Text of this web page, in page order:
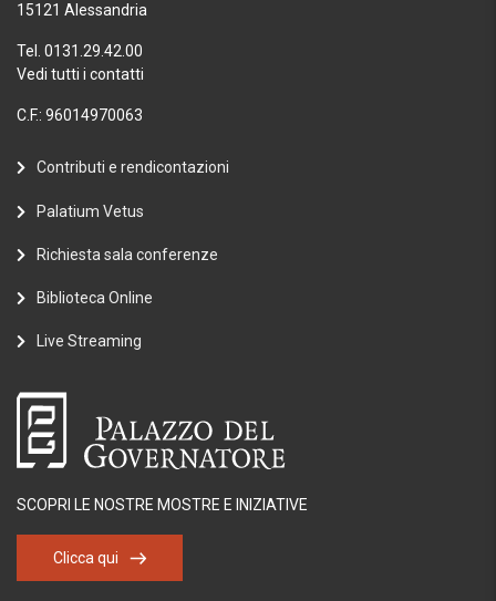
15121 Alessandria
Tel. 0131.29.42.00
Vedi tutti i contatti
C.F.: 96014970063
Contributi e rendicontazioni
Palatium Vetus
Richiesta sala conferenze
Biblioteca Online
Live Streaming
SCOPRI LE NOSTRE MOSTRE E INIZIATIVE
Clicca qui